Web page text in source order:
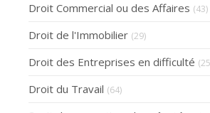
Droit Commercial ou des Affaires (43)
Droit de l'Immobilier (29)
Droit des Entreprises en difficulté
Droit du Travail (64)